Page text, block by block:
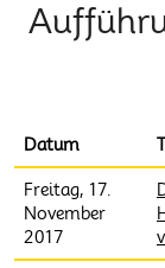
Datum
Freitag, 17.
November
2017